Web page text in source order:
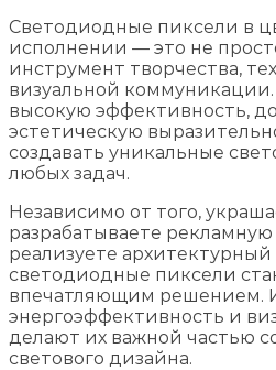
Светодиодные пиксели в
исполнении — это не
инструмент творчества,
визуальной
высокую эффективность,
эстетическую
создавать уникальные
любых задач.
Независимо от того,
разрабатываете
реализуете архитектурный
светодиодные пиксели
впечатляющим решением.
энергоэффективность и
делают их важной частью
светового дизайна.